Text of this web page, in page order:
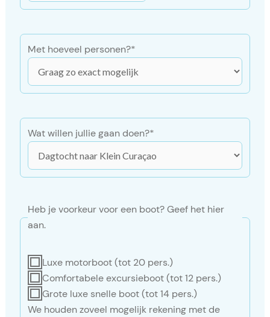
dash
JJJJ
Met hoeveel personen?*
Wat willen jullie gaan doen?*
Heb je voorkeur voor een boot? Geef het hier
aan.
Luxe motorboot (tot 20 pers.)
Comfortabele excursieboot (tot 12 pers.)
Grote luxe snelle boot (tot 14 pers.)
We houden zoveel mogelijk rekening met de